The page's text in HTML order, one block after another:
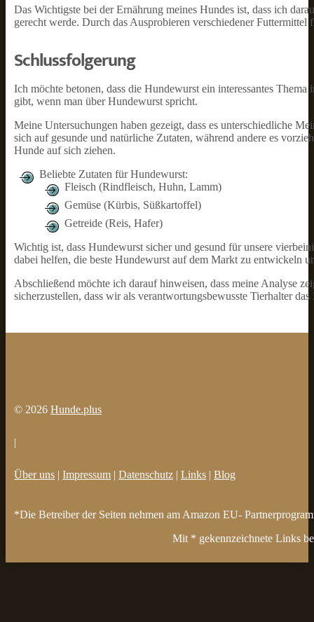
Das Wichtigste bei der Ernährung meines Hundes ist, dass ich
gerecht werde. Durch das Ausprobieren verschiedener
Schlussfolgerung
Ich möchte betonen, dass die Hundewurst ein interessantes
gibt, wenn man über Hundewurst spricht.
Meine Untersuchungen haben gezeigt, dass es unterschiedliche
sich auf gesunde und natürliche Zutaten, während andere es
Hunde auf sich ziehen.
Beliebte Zutaten für Hundewurst:
Fleisch (Rindfleisch, Huhn, Lamm)
Gemüse (Kürbis, Süßkartoffel)
Getreide (Reis, Hafer)
Wichtig ist, dass Hundewurst sicher und gesund für unsere
dabei helfen, die beste Hundewurst auf dem Markt zu entwickeln
Abschließend möchte ich darauf hinweisen, dass meine Analyse
sicherzustellen, dass wir als verantwortungsbewusste Tierhalter
© 2026 Hunde.plus
|
Über uns | Impressum | Datenschutz | Links | Blog
*Die Betreiber der Seiten nehmen am Amazon EU-
Mit * gekennzeichnete Links